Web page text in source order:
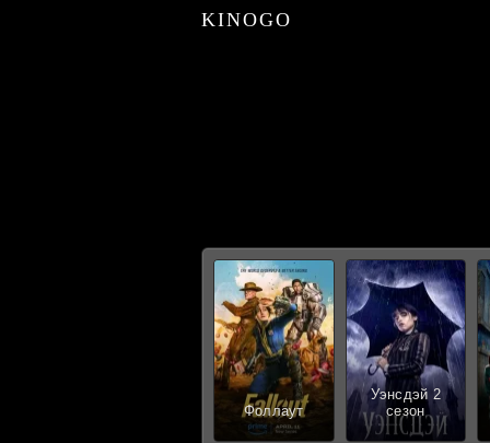
KINOGO
Фоллаут
Уэнсдэй 2
сезон